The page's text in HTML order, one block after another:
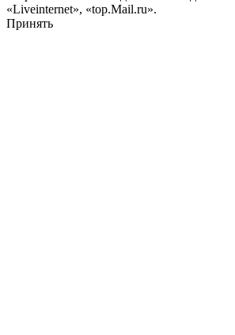
«Liveinternet», «top.Mail.ru».
Принять